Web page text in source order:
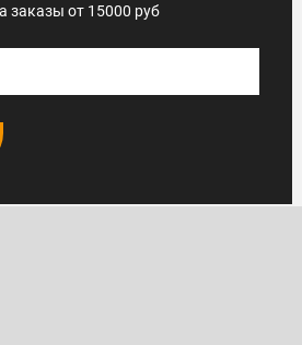
заказы от 15000 руб